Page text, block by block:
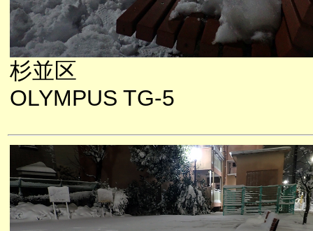
杉並区
OLYMPUS TG-5